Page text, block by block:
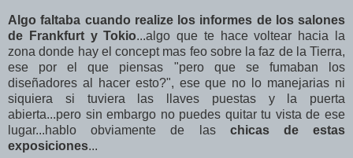
Algo faltaba cuando realize los informes de los salones
de Frankfurt y Tokio...algo que te hace voltear hacia la
zona donde hay el concept mas feo sobre la faz de la Tierra,
ese por el que piensas "pero que se fumaban los
diseñadores al hacer esto?", ese que no lo manejarias ni
siquiera si tuviera las llaves puestas y la puerta
abierta...pero sin embargo no puedes quitar tu vista de ese
lugar...hablo obviamente de las chicas de estas
exposiciones...